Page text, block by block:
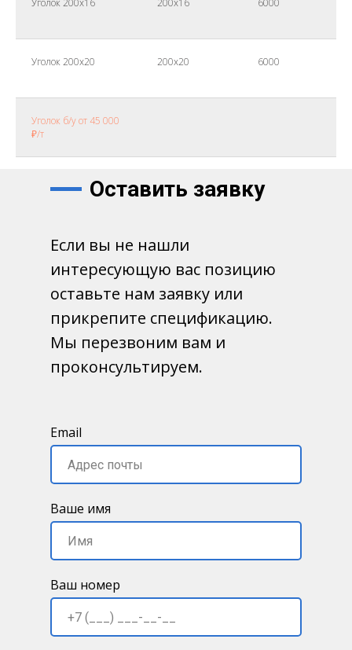
Уголок 200х16 200х16 6000
Уголок 200х20 200х20 6000
Уголок б/у от 45 000
₽/т
Email
Ваше имя
Ваш номер
Если вы не нашли
интересующую вас позицию
оставьте нам заявку или
прикрепите спецификацию.
Мы перезвоним вам и
проконсультируем.
Оставить заявку